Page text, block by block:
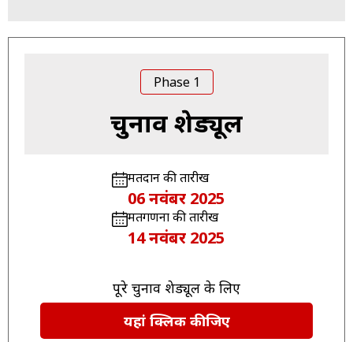
Phase 1
चुनाव शेड्यूल
मतदान की तारीख
06 नवंबर 2025
मतगणना की तारीख
14 नवंबर 2025
पूरे चुनाव शेड्यूल के लिए
यहां क्लिक कीजिए